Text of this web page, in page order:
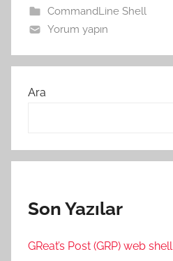
CommandLine Shell
Yorum yapın
Ara
Son Yazılar
GReat’s Post (GRP) web shell